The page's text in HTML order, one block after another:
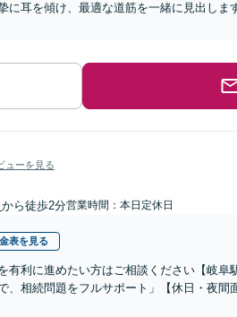
に耳を傾け、最適な道筋を一緒に見出し
ューを見る
から徒歩2分営業時間：本日定休日
表を見る
有利に進めたい方はご相談ください【岐
、相続問題をフルサポート」【休日・夜